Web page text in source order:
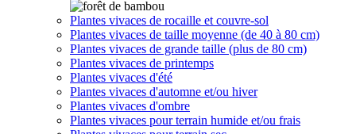
Plantes vivaces de rocaille et couvre-sol
Plantes vivaces de taille moyenne (de 40 à 80 cm)
Plantes vivaces de grande taille (plus de 80 cm)
Plantes vivaces de printemps
Plantes vivaces d'été
Plantes vivaces d'automne et/ou hiver
Plantes vivaces d'ombre
Plantes vivaces pour terrain humide et/ou frais